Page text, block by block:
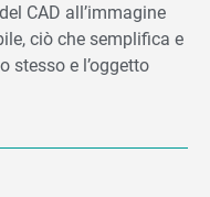
CAD all’immagine
ciò che semplifica e
stesso e l’oggetto